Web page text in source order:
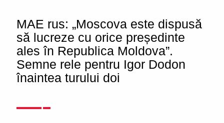
MAE rus: „Moscova este dispusă
să lucreze cu orice președinte
ales în Republica Moldova”.
Semne rele pentru Igor Dodon
înaintea turului doi